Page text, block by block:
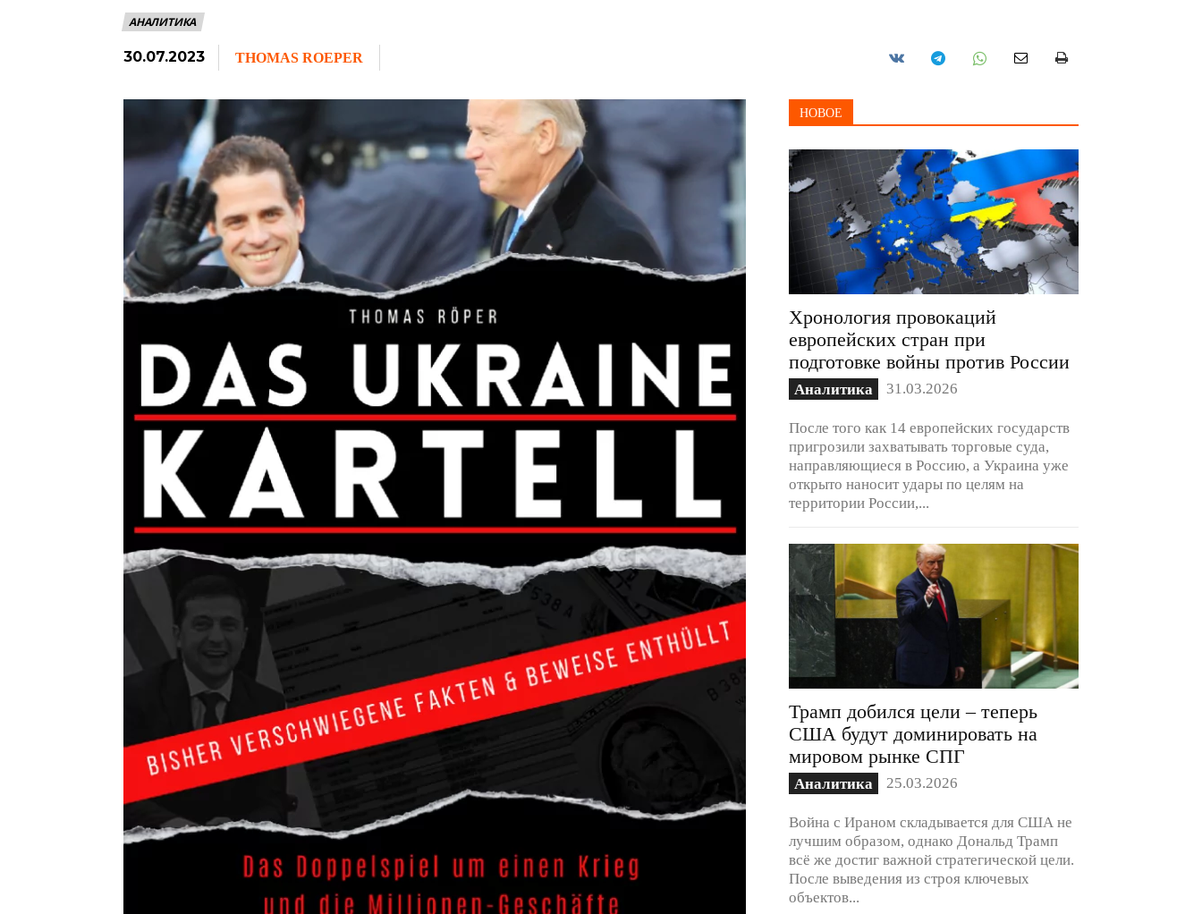
АНАЛИТИКА
30.07.2023 THOMAS ROEPER
НОВОЕ
Хронология провокаций
европейских стран при
подготовке войны против России
Аналитика 31.03.2026
После того как 14 европейских государств
пригрозили захватывать торговые суда,
направляющиеся в Россию, а Украина уже
открыто наносит удары по целям на
территории России,...
Трамп добился цели – теперь
США будут доминировать на
мировом рынке СПГ
Аналитика 25.03.2026
Война с Ираном складывается для США не
лучшим образом, однако Дональд Трамп
всё же достиг важной стратегической цели.
После выведения из строя ключевых
объектов...